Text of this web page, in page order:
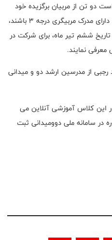
دو تن از مربیان برگزیده خود
(یک آقا و یک خانم) را که حد اقل دارای مدرک مربیگری درجه ۳ باشند،
ششم تیر ماه، برای شرکت در
معرفی نمایند.
از مدرسین ارشد دو و میدانی
این کلاس آموزشی آنلاین می
در سامانه ملی دوومیدانی ثبت